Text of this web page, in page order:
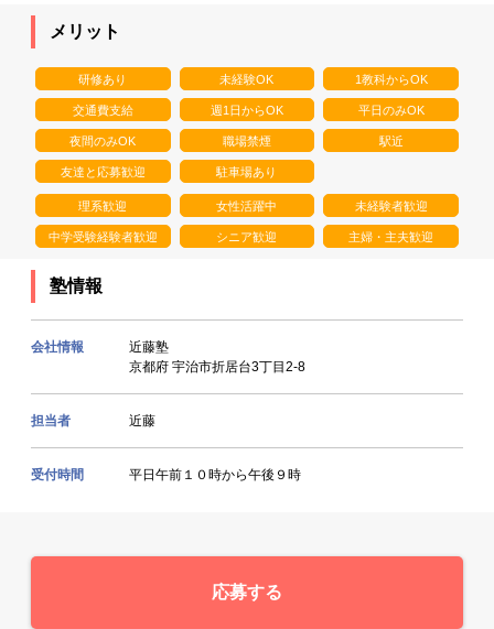
メリット
研修あり 未経験OK 1教科からOK
交通費支給 週1日からOK 平日のみOK
夜間のみOK 職場禁煙 駅近
友達と応募歓迎 駐車場あり
理系歓迎 女性活躍中 未経験者歓迎
中学受験経験者歓迎 シニア歓迎 主婦・主夫歓迎
塾情報
会社情報
近藤塾
京都府 宇治市折居台3丁目2-8
担当者 近藤
受付時間 平日午前１０時から午後９時
応募する